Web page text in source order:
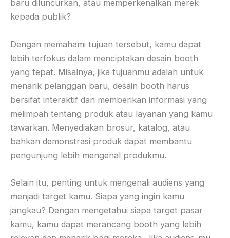
baru diluncurkan, atau memperkenalkan merek
kepada publik?
Dengan memahami tujuan tersebut, kamu dapat
lebih terfokus dalam menciptakan desain booth
yang tepat. Misalnya, jika tujuanmu adalah untuk
menarik pelanggan baru, desain booth harus
bersifat interaktif dan memberikan informasi yang
melimpah tentang produk atau layanan yang kamu
tawarkan. Menyediakan brosur, katalog, atau
bahkan demonstrasi produk dapat membantu
pengunjung lebih mengenal produkmu.
Selain itu, penting untuk mengenali audiens yang
menjadi target kamu. Siapa yang ingin kamu
jangkau? Dengan mengetahui siapa target pasar
kamu, kamu dapat merancang booth yang lebih